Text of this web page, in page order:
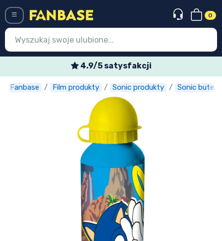
0
4.9/5 satysfakcji
Fanbase Film produkty Sonic produkty Sonic butelki
Wejście Rejestracja
Najnowsze rzeczy
Oferty specjalne
Doręczenie ekspresowe
Przedsprzedaż
Outlet produkty
Wysyłka i płatność